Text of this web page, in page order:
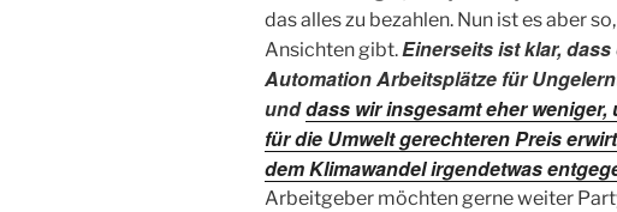
das alles zu bezahlen. Nun ist es aber
Ansichten gibt.Einerseits ist klar,
Automation Arbeitsplätze für
unddass wir insgesamt eher
für die Umwelt gerechteren Preis
dem Klimawandel irgendetwas
Arbeitgeber möchten gerne weiter